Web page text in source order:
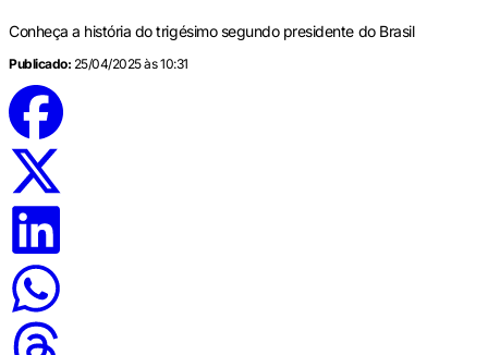
Conheça a história do trigésimo segundo presidente do Brasil
Publicado: 25/04/2025 às 10:31